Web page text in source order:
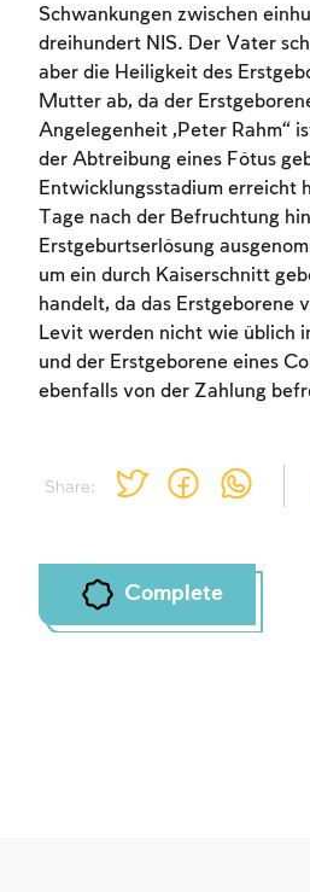
Share:
Schwankungen zwischen
dreihundert NIS. Der Vater
aber die Heiligkeit des
Mutter ab, da der
Angelegenheit „Peter Rahm“
der Abtreibung eines Fötus
Entwicklungsstadium erreicht
Tage nach der Befruchtung
Erstgeburtserlösung
um ein durch Kaiserschnitt
handelt, da das Erstgeborene
Levit werden nicht wie üblich
und der Erstgeborene eines
ebenfalls von der Zahlung
Complete
Account
To mark concepts as
to create an account or
Sign up Login